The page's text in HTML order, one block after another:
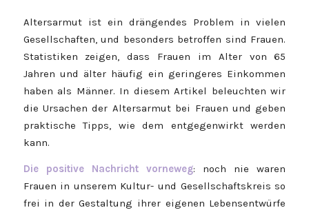
Altersarmut ist ein drängendes Problem in vielen
Gesellschaften, und besonders betroffen sind Frauen.
Statistiken zeigen, dass Frauen im Alter von 65
Jahren und älter häufig ein geringeres Einkommen
haben als Männer. In diesem Artikel beleuchten wir
die Ursachen der Altersarmut bei Frauen und geben
praktische Tipps, wie dem entgegenwirkt werden
kann.
Die positive Nachricht vorneweg: noch nie waren
Frauen in unserem Kultur- und Gesellschaftskreis so
frei in der Gestaltung ihrer eigenen Lebensentwürfe